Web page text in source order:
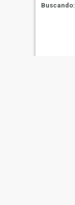
Buscando: